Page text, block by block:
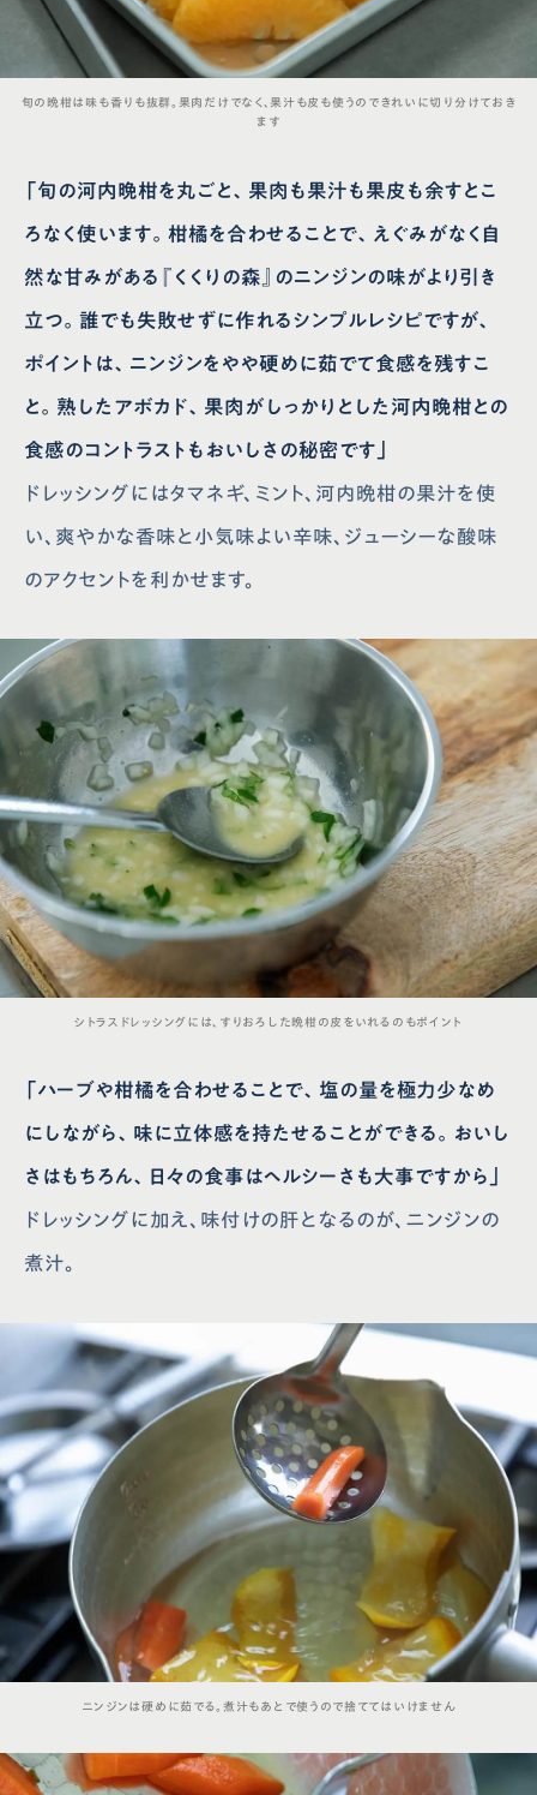
旬の晩柑は味も香りも抜群。果肉だけでなく、果汁も皮も使うのできれいに切り分けておき
ます
「旬の河内晩柑を丸ごと、果肉も果汁も果皮も余すとこ
ろなく使います。柑橘を合わせることで、えぐみがなく自
然な甘みがある『くくりの森』のニンジンの味がより引き
立つ。誰でも失敗せずに作れるシンプルレシピですが、
ポイントは、ニンジンをやや硬めに茹でて食感を残すこ
と。熟したアボカド、果肉がしっかりとした河内晩柑との
食感のコントラストもおいしさの秘密です」
ドレッシングにはタマネギ、ミント、河内晩柑の果汁を使
い、爽やかな香味と小気味よい辛味、ジューシーな酸味
のアクセントを利かせます。
シトラスドレッシングには、すりおろした晩柑の皮をいれるのもポイント
「ハーブや柑橘を合わせることで、塩の量を極力少なめ
にしながら、味に立体感を持たせることができる。おいし
さはもちろん、日々の食事はヘルシーさも大事ですから」
ドレッシングに加え、味付けの肝となるのが、ニンジンの
煮汁。
ニンジンは硬めに茹でる。煮汁もあとで使うので捨ててはいけません